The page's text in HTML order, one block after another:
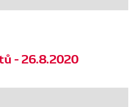
- 26.8.2020